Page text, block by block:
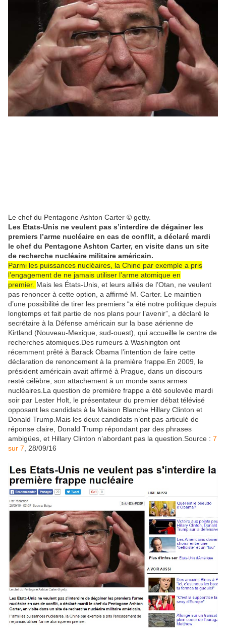
Le chef du Pentagone Ashton Carter © getty.
Les Etats-Unis ne veulent pas s’interdire de dégainer les
premiers l’arme nucléaire en cas de conflit, a déclaré mardi
le chef du Pentagone Ashton Carter, en visite dans un site
de recherche nucléaire militaire américain.
Parmi les puissances nucléaires, la Chine par exemple a pris
l’engagement de ne jamais utiliser l’arme atomique en
premier. Mais les États-Unis, et leurs alliés de l’Otan, ne veulent
pas renoncer à cette option, a affirmé M. Carter. Le maintien
d’une possibilité de tirer les premiers “a été notre politique depuis
longtemps et fait partie de nos plans pour l’avenir”, a déclaré le
secrétaire à la Défense américain sur la base aérienne de
Kirtland (Nouveau-Mexique, sud-ouest), qui accueille le centre de
recherches atomiques.Des rumeurs à Washington ont
récemment prêté à Barack Obama l’intention de faire cette
déclaration de renoncement à la première frappe.En 2009, le
président américain avait affirmé à Prague, dans un discours
resté célèbre, son attachement à un monde sans armes
nucléaires.La question de première frappe a été soulevée mardi
soir par Lester Holt, le présentateur du premier débat télévisé
opposant les candidats à la Maison Blanche Hillary Clinton et
Donald Trump.Mais les deux candidats n’ont pas articulé de
réponse claire, Donald Trump répondant par des phrases
ambigües, et Hillary Clinton n’abordant pas la question.Source : 7
sur 7, 28/09/16